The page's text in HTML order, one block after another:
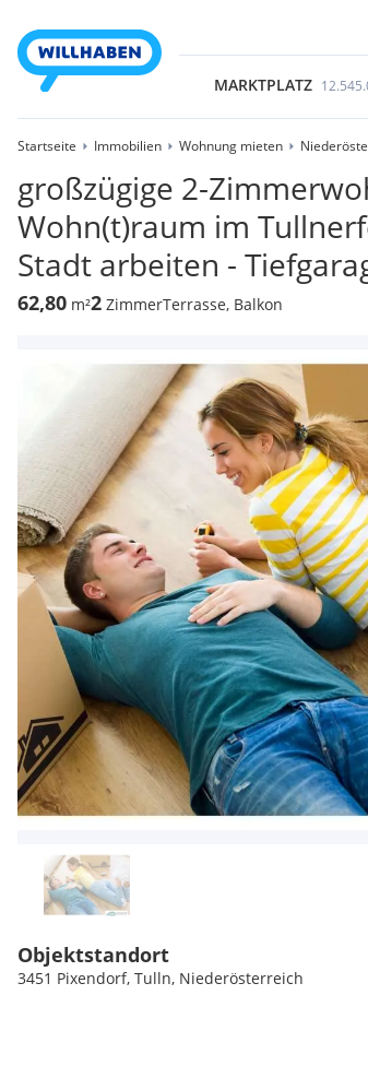
MARKTPLATZ
Startseite Immobilien Wohnung mieten
großzügige 2-
Wohn(t)raum im
Stadt arbeiten -
62,80 m²2 ZimmerTerrasse, Balkon
Objektstandort
3451 Pixendorf, Tulln, Niederösterreich